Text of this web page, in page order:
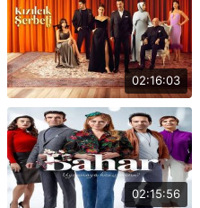
02:16:03
02:15:56